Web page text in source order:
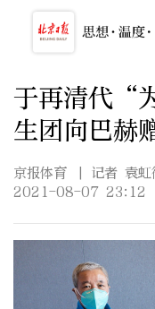
于再清代“
生团向巴赫
京报体育
| 记者 袁
2021-08-07 23:12